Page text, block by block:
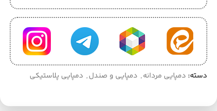
دسته: دمپایی مردانه, دمپایی و صندل, دمپایی پلاستیکی